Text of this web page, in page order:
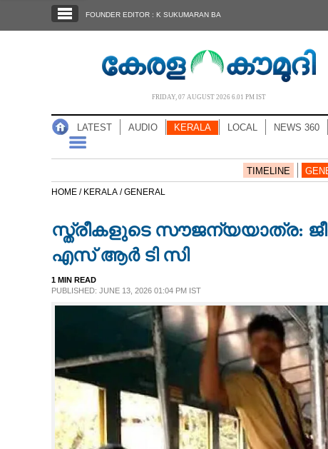
NOTIFIED NEWS
CASE DIARY
FOUNDER EDITOR : K SUKUMARAN BA
FRIDAY, 07 AUGUST 2026 6.01 PM IST
LATEST AUDIO KERALA LOCAL NEWS 360
TIMELINE
HOME / KERALA /GENERAL
സ്ത്രീകളുടെ സൗജന്യയാത്ര:
എസ് ആർ ടി സി
1 MIN READ
PUBLISHED: JUNE 13, 2026 01:04 PM IST